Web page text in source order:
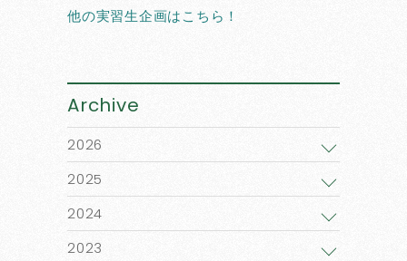
他の実習生企画はこちら！
Archive
2026
2025
2024
2023